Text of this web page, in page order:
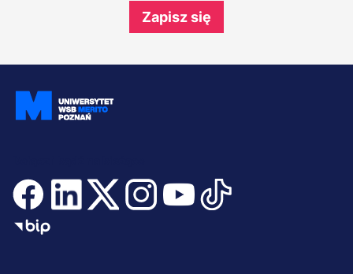
Zapisz się